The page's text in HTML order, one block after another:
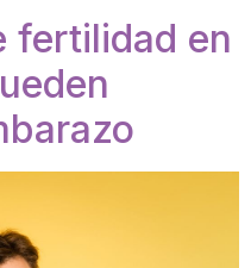
fertilidad en